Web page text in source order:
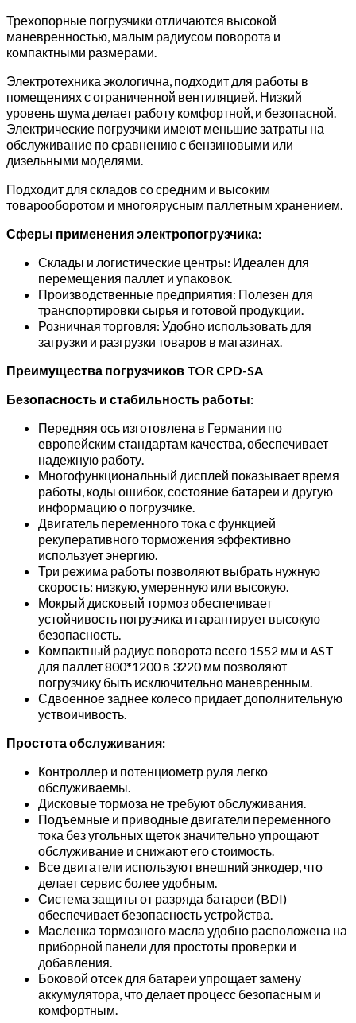
Трехопорные погрузчики отличаются высокой
маневренностью, малым радиусом поворота и
компактными размерами.
Электротехника экологична, подходит для работы в
помещениях с ограниченной вентиляцией. Низкий
уровень шума делает работу комфортной, и безопасной.
Электрические погрузчики имеют меньшие затраты на
обслуживание по сравнению с бензиновыми или
дизельными моделями.
Подходит для складов со средним и высоким
товарооборотом и многоярусным паллетным хранением.
Сферы применения электропогрузчика:
Склады и логистические центры: Идеален для
перемещения паллет и упаковок.
Производственные предприятия: Полезен для
транспортировки сырья и готовой продукции.
Розничная торговля: Удобно использовать для
загрузки и разгрузки товаров в магазинах.
Преимущества погрузчиков TOR CPD-SA
Безопасность и стабильность работы:
Передняя ось изготовлена в Германии по
европейским стандартам качества, обеспечивает
надежную работу.
Многофункциональный дисплей показывает время
работы, коды ошибок, состояние батареи и другую
информацию о погрузчике.
Двигатель переменного тока с функцией
рекуперативного торможения эффективно
использует энергию.
Три режима работы позволяют выбрать нужную
скорость: низкую, умеренную или высокую.
Мокрый дисковый тормоз обеспечивает
устойчивость погрузчика и гарантирует высокую
безопасность.
Компактный радиус поворота всего 1552 мм и AST
для паллет 800*1200 в 3220 мм позволяют
погрузчику быть исключительно маневренным.
Сдвоенное заднее колесо придает дополнительную
уствоичивость.
Простота обслуживания:
Контроллер и потенциометр руля легко
обслуживаемы.
Дисковые тормоза не требуют обслуживания.
Подъемные и приводные двигатели переменного
тока без угольных щеток значительно упрощают
обслуживание и снижают его стоимость.
Все двигатели используют внешний энкодер, что
делает сервис более удобным.
Система защиты от разряда батареи (BDI)
обеспечивает безопасность устройства.
Масленка тормозного масла удобно расположена на
приборной панели для простоты проверки и
добавления.
Боковой отсек для батареи упрощает замену
аккумулятора, что делает процесс безопасным и
комфортным.